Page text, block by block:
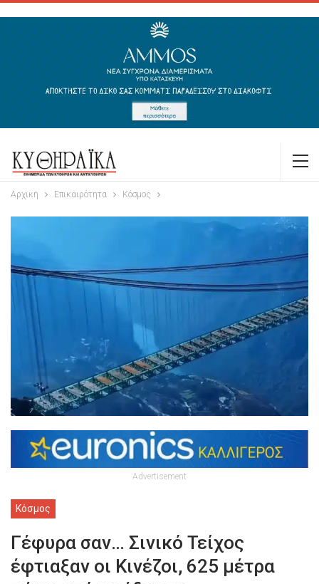
Αρχική Επικαιρότητα Κόσμος
Advertisement
Κόσμος
Γέφυρα σαν… Σινικό Τείχος
έφτιαξαν οι Κινέζοι, 625 μέτρα